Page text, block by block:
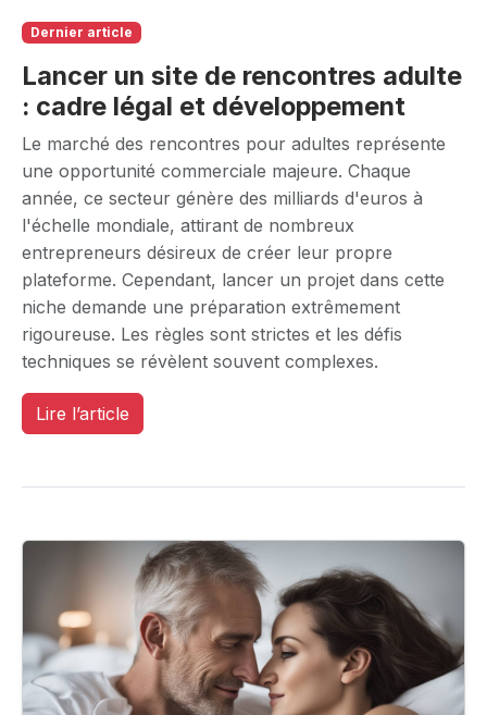
Dernier article
Lancer un site de rencontres adulte
: cadre légal et développement
Le marché des rencontres pour adultes représente
une opportunité commerciale majeure. Chaque
année, ce secteur génère des milliards d'euros à
l'échelle mondiale, attirant de nombreux
entrepreneurs désireux de créer leur propre
plateforme. Cependant, lancer un projet dans cette
niche demande une préparation extrêmement
rigoureuse. Les règles sont strictes et les défis
techniques se révèlent souvent complexes.
Lire l’article